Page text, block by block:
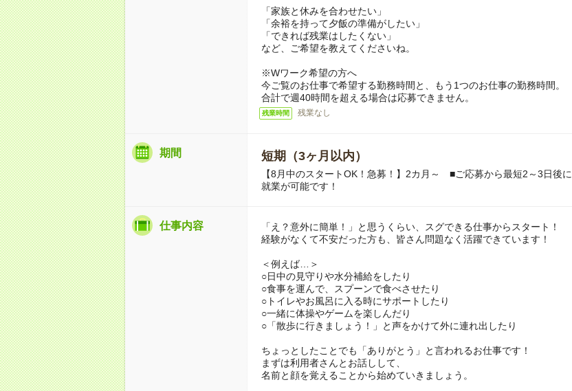
「家族と休みを合わせたい」
「余裕を持って夕飯の準備がしたい」
「できれば残業はしたくない」
など、ご希望を教えてくださいね。
※Wワーク希望の方へ
今ご覧のお仕事で希望する勤務時間と、もう1つのお仕事の勤務時間。
合計で週40時間を超える場合は応募できません。
残業時間 残業なし
期間 短期（3ヶ月以内）
【8月中のスタートOK！急募！】2カ月～ ■ご応募から最短2～3日後に
就業が可能です！
仕事内容
「え？意外に簡単！」と思うくらい、スグできる仕事からスタート！
経験がなくて不安だった方も、皆さん問題なく活躍できています！
＜例えば…＞
○日中の見守りや水分補給をしたり
○食事を運んで、スプーンで食べさせたり
○トイレやお風呂に入る時にサポートしたり
○一緒に体操やゲームを楽しんだり
○「散歩に行きましょう！」と声をかけて外に連れ出したり
ちょっとしたことでも「ありがとう」と言われるお仕事です！
まずは利用者さんとお話しして、
名前と顔を覚えることから始めていきましょう。